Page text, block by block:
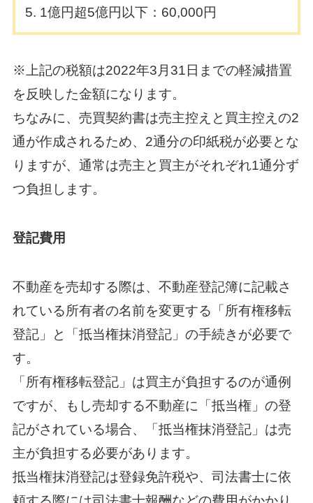
1億円超5億円以下：60,000円
※上記の税額は2022年3月31日までの軽減措置
を反映した金額になります。
ちなみに、売買契約書は売主控えと買主控えの2
通が作成されるため、2通分の印紙税が必要とな
りますが、通常は売主と買主がそれぞれ1通分ず
つ負担します。
登記費用
不動産を売却する際は、不動産登記簿に記載さ
れている所有者の名前を変更する「所有権移転
登記」と「抵当権抹消登記」の手続きが必要で
す。
「所有権移転登記」は買主が負担するのが通例
ですが、もし売却する不動産に「抵当権」の登
記がされている場合、「抵当権抹消登記」は売
主が負担する必要があります。
抵当権抹消登記は登録免許税や、司法書士に依